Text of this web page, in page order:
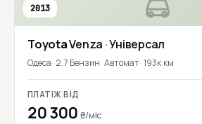
2013
ToyotaVenza · Універсал
Одеса 2.7 Бензин Автомат 193к км
ПЛАТІЖ ВІД
20 300 ₴/міс